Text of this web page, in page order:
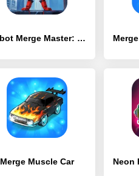
Robot Merge Master: Car Games
Merge Muscle Car